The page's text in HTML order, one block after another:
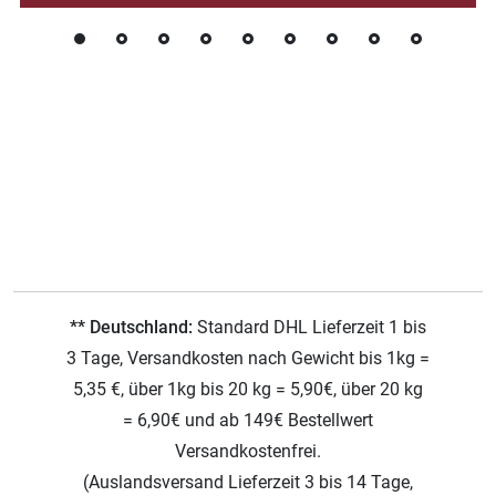
** Deutschland: Standard DHL Lieferzeit 1 bis
3 Tage, Versandkosten nach Gewicht bis 1kg =
5,35 €, über 1kg bis 20 kg = 5,90€, über 20 kg
= 6,90€ und ab 149€ Bestellwert
Versandkostenfrei.
(Auslandsversand Lieferzeit 3 bis 14 Tage,